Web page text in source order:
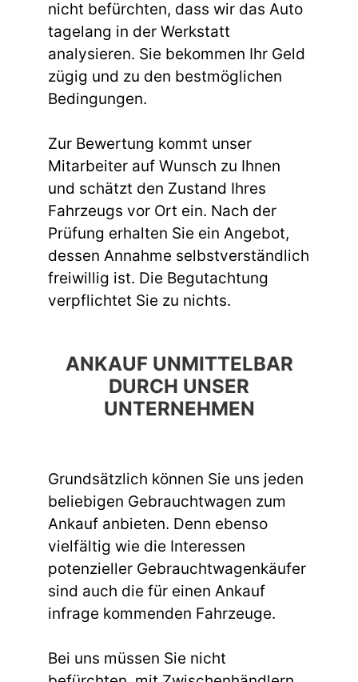
nicht befürchten, dass wir das Auto
tagelang in der Werkstatt
analysieren. Sie bekommen Ihr Geld
zügig und zu den bestmöglichen
Bedingungen.
Zur Bewertung kommt unser
Mitarbeiter auf Wunsch zu Ihnen
und schätzt den Zustand Ihres
Fahrzeugs vor Ort ein. Nach der
Prüfung erhalten Sie ein Angebot,
dessen Annahme selbstverständlich
freiwillig ist. Die Begutachtung
verpflichtet Sie zu nichts.
ANKAUF UNMITTELBAR
DURCH UNSER
UNTERNEHMEN
Grundsätzlich können Sie uns jeden
beliebigen Gebrauchtwagen zum
Ankauf anbieten. Denn ebenso
vielfältig wie die Interessen
potenzieller Gebrauchtwagenkäufer
sind auch die für einen Ankauf
infrage kommenden Fahrzeuge.
Bei uns müssen Sie nicht